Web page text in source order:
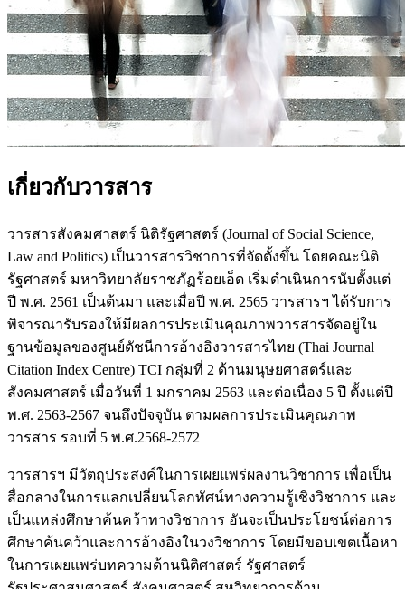
เกี่ยวกับวารสาร
วารสารสังคมศาสตร์ นิติรัฐศาสตร์ (Journal of Social Science,
Law and Politics) เป็นวารสารวิชาการที่จัดตั้งขึ้น โดยคณะนิติ
รัฐศาสตร์ มหาวิทยาลัยราชภัฏร้อยเอ็ด เริ่มดำเนินการนับตั้งแต่
ปี พ.ศ. 2561 เป็นต้นมา และเมื่อปี พ.ศ. 2565 วารสารฯ ได้รับการ
พิจารณารับรองให้มีผลการประเมินคุณภาพวารสารจัดอยู่ใน
ฐานข้อมูลของศูนย์ดัชนีการอ้างอิงวารสารไทย (Thai Journal
Citation Index Centre) TCI กลุ่มที่ 2 ด้านมนุษยศาสตร์และ
สังคมศาสตร์ เมื่อวันที่ 1 มกราคม 2563 และต่อเนื่อง 5 ปี ตั้งแต่ปี
พ.ศ. 2563-2567 จนถึงปัจจุบัน ตามผลการประเมินคุณภาพ
วารสาร รอบที่ 5 พ.ศ.2568-2572
วารสารฯ มีวัตถุประสงค์ในการเผยแพร่ผลงานวิชาการ เพื่อเป็น
สื่อกลางในการแลกเปลี่ยนโลกทัศน์ทางความรู้เชิงวิชาการ และ
เป็นแหล่งศึกษาค้นคว้าทางวิชาการ อันจะเป็นประโยชน์ต่อการ
ศึกษาค้นคว้าและการอ้างอิงในวงวิชาการ โดยมีขอบเขตเนื้อหา
ในการเผยแพร่บทความด้านนิติศาสตร์ รัฐศาสตร์